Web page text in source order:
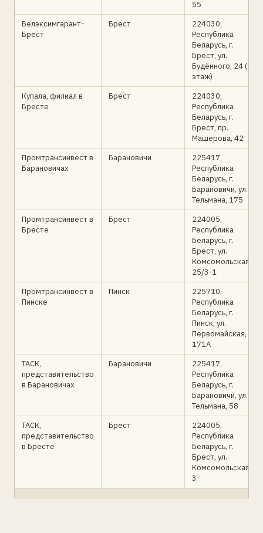
55
Белэксимгарант-
Брест
Брест
224030,
Республика
Беларусь, г.
Брест, ул.
Будённого, 24 (2
этаж)
Купала, филиал в
Бресте
Брест
224030,
Республика
Беларусь, г.
Брест, пр.
Машерова, 42
Промтрансинвест в
Барановичах
Барановичи
225417,
Республика
Беларусь, г.
Барановичи, ул.
Тельмана, 175
Промтрансинвест в
Бресте
Брест
224005,
Республика
Беларусь, г.
Брест, ул.
Комсомольская,
25/3-1
Промтрансинвест в
Пинске
Пинск
225710,
Республика
Беларусь, г.
Пинск, ул.
Первомайская,
171А
ТАСК,
представительство
в Барановичах
Барановичи
225417,
Республика
Беларусь, г.
Барановичи, ул.
Тельмана, 58
ТАСК,
представительство
в Бресте
Брест
224005,
Республика
Беларусь, г.
Брест, ул.
Комсомольская,
3